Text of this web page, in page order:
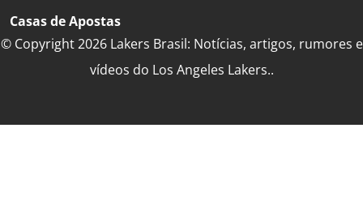
Casas de Apostas
© Copyright 2026 Lakers Brasil: Notícias, artigos, rumores e
vídeos do Los Angeles Lakers..